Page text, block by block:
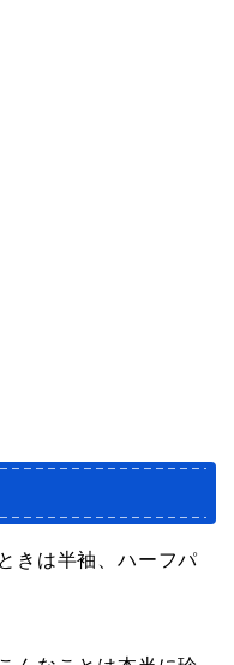
きは半袖、ハーフパ